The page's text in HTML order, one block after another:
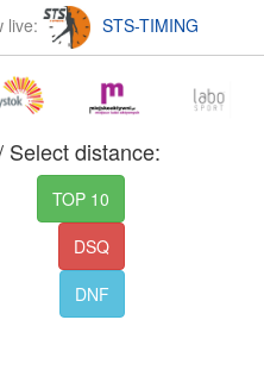
live: STS-TIMING
Select distance:
TOP 10
DSQ
DNF